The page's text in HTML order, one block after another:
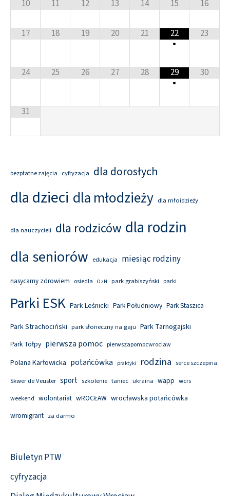
10 11 12 13 14 15 16
17 18 19 20 21
22
•
23
24 25 26 27 28
29
•
30
31
bezpłatne zajęcia cyfryzacja dla dorosłych
dla dzieci dla młodzieży dla młoidzieży
dla nauczycieli dla rodziców dla rodzin
dla seniorów edukacja miesiąc rodziny
nasycamy zdrowiem osiedla OzN park grabiszyński parki
Parki ESK Park Leśnicki Park Południowy Park Staszica
Park Strachociński park słoneczny na gaju Park Tarnogajski
Park Tołpy pierwsza pomoc pierwszapomocwroclaw
Polana Karłowicka potańcówka praktyki rodzina serce szczepina
Skwer de Veuster sport szkolenie taniec ukraina wapp wcrs
weekend wolontariat wROCŁAW wrocławska potańcówka
wromigrant za darmo
Biuletyn PTW
cyfryzacja